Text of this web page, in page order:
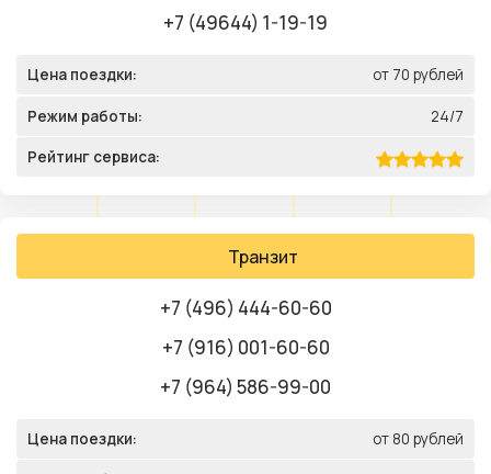
+7 (49644) 1-19-19
Цена поездки: от 70 рублей
Режим работы: 24/7
Рейтинг сервиса:
Транзит
+7 (496) 444-60-60
+7 (916) 001-60-60
+7 (964) 586-99-00
Цена поездки: от 80 рублей